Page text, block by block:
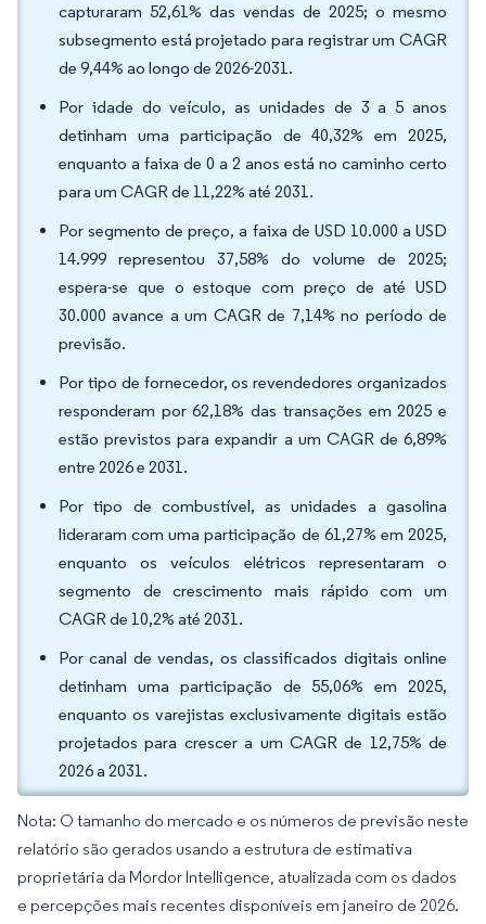
capturaram 52,61% das vendas de 2025; o mesmo
subsegmento está projetado para registrar um CAGR
de 9,44% ao longo de 2026-2031.
Por idade do veículo, as unidades de 3 a 5 anos
detinham uma participação de 40,32% em 2025,
enquanto a faixa de 0 a 2 anos está no caminho certo
para um CAGR de 11,22% até 2031.
Por segmento de preço, a faixa de USD 10.000 a USD
14.999 representou 37,58% do volume de 2025;
espera-se que o estoque com preço de até USD
30.000 avance a um CAGR de 7,14% no período de
previsão.
Por tipo de fornecedor, os revendedores organizados
responderam por 62,18% das transações em 2025 e
estão previstos para expandir a um CAGR de 6,89%
entre 2026 e 2031.
Por tipo de combustível, as unidades a gasolina
lideraram com uma participação de 61,27% em 2025,
enquanto os veículos elétricos representaram o
segmento de crescimento mais rápido com um
CAGR de 10,2% até 2031.
Por canal de vendas, os classificados digitais online
detinham uma participação de 55,06% em 2025,
enquanto os varejistas exclusivamente digitais estão
projetados para crescer a um CAGR de 12,75% de
2026 a 2031.
Nota: O tamanho do mercado e os números de previsão neste
relatório são gerados usando a estrutura de estimativa
proprietária da Mordor Intelligence, atualizada com os dados
e percepções mais recentes disponíveis em janeiro de 2026.